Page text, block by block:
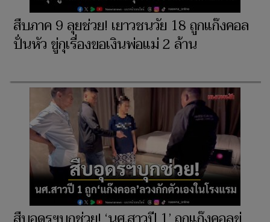
สืบภาค 9 ลุยช่วย! เยาวชนวัย 18 ถูกแก๊งคอล
ปั่นหัว ขู่กุเรื่องขอเงินพ่อแม่ 2 ล้าน